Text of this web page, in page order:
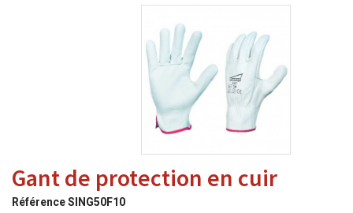
Gant de protection en cuir
RéférenceSING50F10